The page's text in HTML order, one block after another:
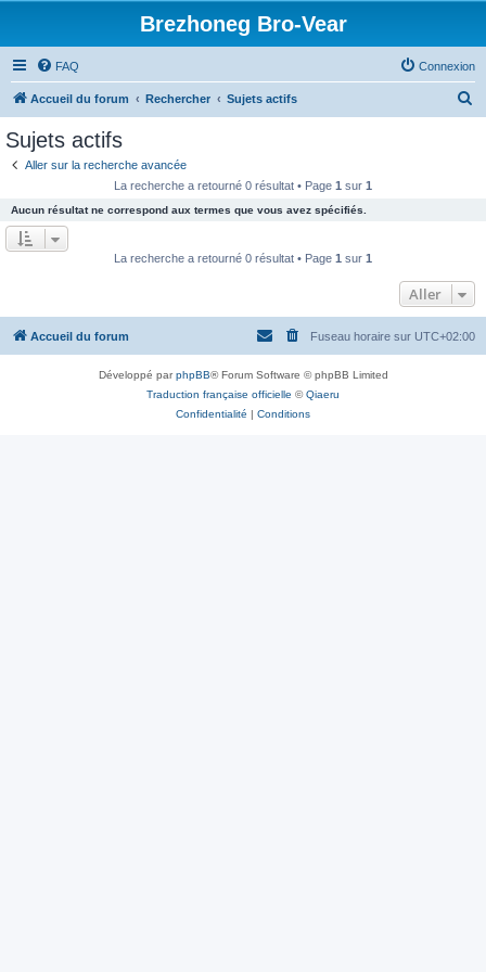
Brezhoneg Bro-Vear
FAQ Connexion
Accueil du forum Rechercher Sujets actifs
e
r
Sujets actifs
Aller sur la recherche avancée
La recherche a retourné 0 résultat • Page 1 sur 1
Aucun résultat ne correspond aux termes que vous avez spécifiés.
La recherche a retourné 0 résultat • Page 1 sur 1
Aller
Accueil du forum Fuseau horaire sur UTC+02:00
Développé parphpBB® Forum Software © phpBB Limited
Traduction française officielle ©Qiaeru
Confidentialité | Conditions